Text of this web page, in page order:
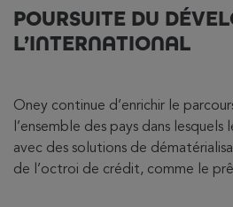
POURSUITE DU
L’INTERNATIONAL
Oney continue d’enrichir le
l’ensemble des pays dans
avec des solutions de
de l’octroi de crédit, comme le